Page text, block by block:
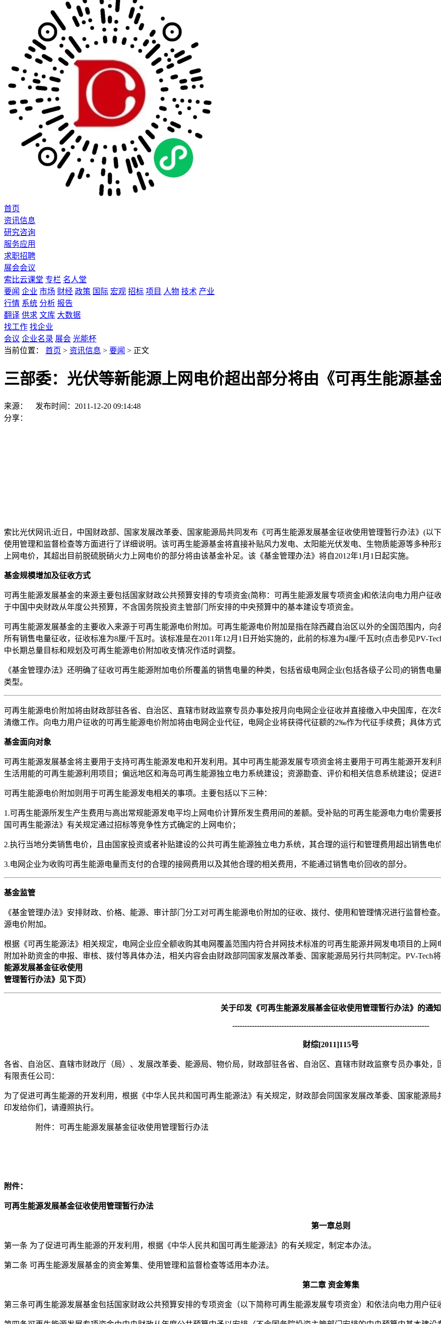
首页
资讯信息
研究咨询
服务应用
求职招聘
展会会议
索比云课堂 专栏 名人堂
要闻 企业 市场 财经 政策 国际 宏观 招标 项目 人物 技术 产业
行情 系统 分析 报告
翻译 供求 文库 大数据
找工作 找企业
会议 企业名录 展会 光能杯
当前位置：
首页 > 资讯信息 > 要闻 > 正文
三部委：光伏等新能源上网电价超出部分将由《可再生能源基
来源：
发布时间：2011-12-20 09:14:48
分享：
索比光伏网讯:近日，中国财政部、国家发展改革委、国家能源局共同发布《可再生能源发展基金征收使用管理暂行办法》(以
使用管理和监督检查等方面进行了详细说明。该可再生能源基金将直接补贴风力发电、太阳能光伏发电、生物质能源等多种
上网电价，其超出目前脱硫脱硝火力上网电价的部分将由该基金补足。该《基金管理办法》将自2012年1月1日起实施。
基金规模增加及征收方式
可再生能源发展基金的来源主要包括国家财政公共预算安排的专项资金(简称：可再生能源发展专项资金)和依法向电力用户征
于中国中央财政从年度公共预算，不含国务院投资主管部门所安排的中央预算中的基本建设专项资金。
可再生能源发展基金的主要收入来源于可再生能源电价附加。可再生能源电价附加是指在除西藏自治区以外的全国范围内，
所有销售电量征收，征收标准为8厘/千瓦时。该标准是在2011年12月1日开始实施的，此前的标准为4厘/千瓦时(点击参见PV-
中长期总量目标和规划及可再生能源电价附加收支情况作适时调整。
《基金管理办法》还明确了征收可再生能源附加电价所覆盖的销售电量的种类，包括省级电网企业(包括各级子公司)的销售
类型。
可再生能源电价附加将由财政部驻各省、自治区、直辖市财政监察专员办事处按月向电网企业征收并直接缴入中央国库，在
清缴工作。向电力用户征收的可再生能源电价附加将由电网企业代征，电网企业将获得代征额的2‰作为代征手续费；具体方
基金面向对象
可再生能源发展基金将主要用于支持可再生能源发电和开发利用。其中可再生能源发展专项资金将主要用于可再生能源开发
生活用能的可再生能源利用项目；偏远地区和海岛可再生能源独立电力系统建设；资源勘查、评价和相关信息系统建设；促
可再生能源电价附加则用于可再生能源发电相关的事项。主要包括以下三种：
1.可再生能源所发生产生费用与高出常规能源发电平均上网电价计算所发生费用间的差额。受补贴的可再生能源电力电价需
国可再生能源法》有关规定通过招标等竞争性方式确定的上网电价；
2.执行当地分类销售电价，且由国家投资或者补贴建设的公共可再生能源独立电力系统，其合理的运行和管理费用超出销售电
3.电网企业为收购可再生能源电量而支付的合理的接网费用以及其他合理的相关费用，不能通过销售电价回收的部分。
基金监管
《基金管理办法》安排财政、价格、能源、审计部门分工对可再生能源电价附加的征收、拨付、使用和管理情况进行监督检
源电价附加。
根据《可再生能源法》相关规定，电网企业应全额收购其电网覆盖范围内符合并网技术标准的可再生能源并网发电项目的上
附加补助资金的申报、审核、拨付等具体办法，相关内容会由财政部同国家发展改革委、国家能源局另行共同制定。PV-Tech
能源发展基金征收使用
管理暂行办法》见下页）
关于印发《可再生能源发展基金征收使用管理暂行办法》的通知
--------------------------------------------------------------------------------
财综[2011]115号
各省、自治区、直辖市财政厅（局）、发展改革委、能源局、物价局，财政部驻各省、自治区、直辖市财政监察专员办事处
有限责任公司：
为了促进可再生能源的开发利用，根据《中华人民共和国可再生能源法》有关规定，财政部会同国家发展改革委、国家能源
印发给你们，请遵照执行。
附件：可再生能源发展基金征收使用管理暂行办法
附件：
可再生能源发展基金征收使用管理暂行办法
第一章总则
第一条 为了促进可再生能源的开发利用，根据《中华人民共和国可再生能源法》的有关规定，制定本办法。
第二条 可再生能源发展基金的资金筹集、使用管理和监督检查等适用本办法。
第二章 资金筹集
第三条可再生能源发展基金包括国家财政公共预算安排的专项资金（以下简称可再生能源发展专项资金）和依法向电力用户